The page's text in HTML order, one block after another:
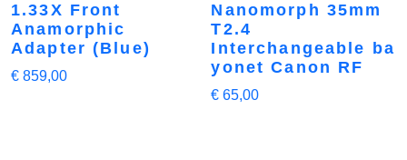
1.33X Front
Anamorphic
Adapter (Blue)
€ 859,00
Nanomorph 35mm
T2.4
Interchangeable ba
yonet Canon RF
€ 65,00